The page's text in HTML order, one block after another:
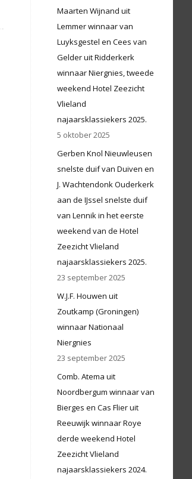
Maarten Wijnand uit
Lemmer winnaar van
Luyksgestel en Cees van
Gelder uit Ridderkerk
winnaar Niergnies, tweede
weekend Hotel Zeezicht
Vlieland
najaarsklassiekers 2025.
5 oktober 2025
Gerben Knol Nieuwleusen
snelste duif van Duiven en
J. Wachtendonk Ouderkerk
aan de IJssel snelste duif
van Lennik in het eerste
weekend van de Hotel
Zeezicht Vlieland
najaarsklassiekers 2025.
23 september 2025
W.J.F. Houwen uit
Zoutkamp (Groningen)
winnaar Nationaal
Niergnies
23 september 2025
Comb. Atema uit
Noordbergum winnaar van
Bierges en Cas Flier uit
Reeuwijk winnaar Roye
derde weekend Hotel
Zeezicht Vlieland
najaarsklassiekers 2024.